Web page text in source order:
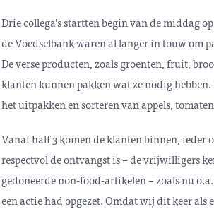
Drie collega’s startten begin van de middag
de Voedselbank waren al langer in touw om
De verse producten, zoals groenten, fruit,
klanten kunnen pakken wat ze nodig
het uitpakken en sorteren van appels,
Vanaf half 3 komen de klanten binnen, ieder
respectvol de ontvangst is – de vrijwilligers
gedoneerde non-food-artikelen – zoals nu
een actie had opgezet. Omdat wij dit keer